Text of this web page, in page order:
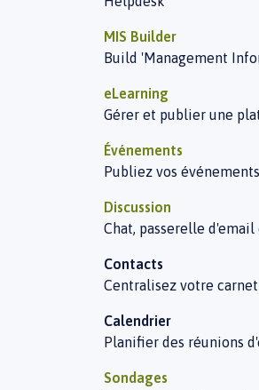
MIS Builder
Build 'Management
eLearning
Gérer et publier une
Événements
Publiez vos
Discussion
Chat, passerelle
Contacts
Centralisez votre carnet
Calendrier
Planifier des réunions
Sondages